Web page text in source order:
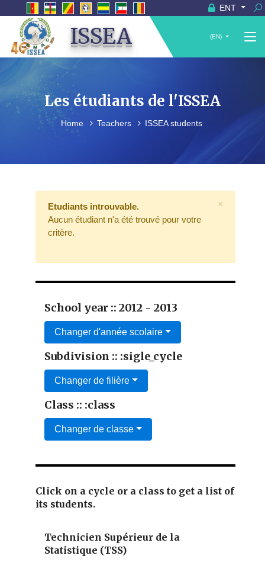
ENT
ISSEA (EN)
Les étudiants de l'ISSEA
Home Teachers ISSEA students
Etudiants introuvable.
Aucun étudiant n'a été trouvé pour votre
critère.
×
School year :: 2012 - 2013
Changer d'année scolaire
Subdivision :: :sigle_cycle
Changer de filière
Class :: :class
Changer de classe
Click on a cycle or a class to get a list of
its students.
Technicien Supérieur de la
Statistique (TSS)